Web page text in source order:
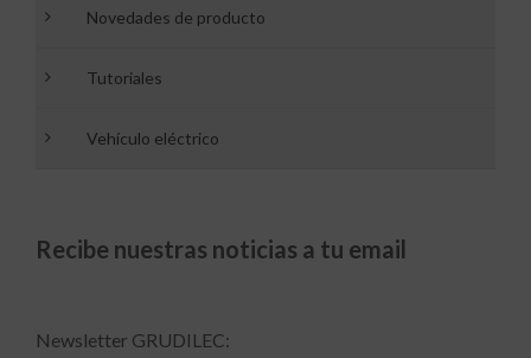
Novedades de producto
Tutoriales
Vehículo eléctrico
Recibe nuestras noticias a tu email
Newsletter GRUDILEC: